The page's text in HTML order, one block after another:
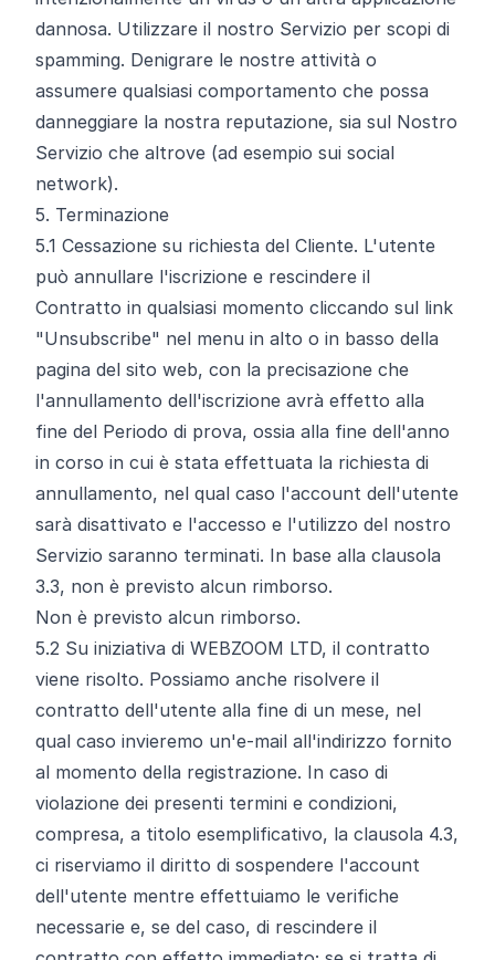
dannosa. Utilizzare il nostro Servizio per scopi di
spamming. Denigrare le nostre attività o
assumere qualsiasi comportamento che possa
danneggiare la nostra reputazione, sia sul Nostro
Servizio che altrove (ad esempio sui social
network).
5. Terminazione
5.1 Cessazione su richiesta del Cliente. L'utente
può annullare l'iscrizione e rescindere il
Contratto in qualsiasi momento cliccando sul link
"Unsubscribe" nel menu in alto o in basso della
pagina del sito web, con la precisazione che
l'annullamento dell'iscrizione avrà effetto alla
fine del Periodo di prova, ossia alla fine dell'anno
in corso in cui è stata effettuata la richiesta di
annullamento, nel qual caso l'account dell'utente
sarà disattivato e l'accesso e l'utilizzo del nostro
Servizio saranno terminati. In base alla clausola
3.3, non è previsto alcun rimborso.
Non è previsto alcun rimborso.
5.2 Su iniziativa di WEBZOOM LTD, il contratto
viene risolto. Possiamo anche risolvere il
contratto dell'utente alla fine di un mese, nel
qual caso invieremo un'e-mail all'indirizzo fornito
al momento della registrazione. In caso di
violazione dei presenti termini e condizioni,
compresa, a titolo esemplificativo, la clausola 4.3,
ci riserviamo il diritto di sospendere l'account
dell'utente mentre effettuiamo le verifiche
necessarie e, se del caso, di rescindere il